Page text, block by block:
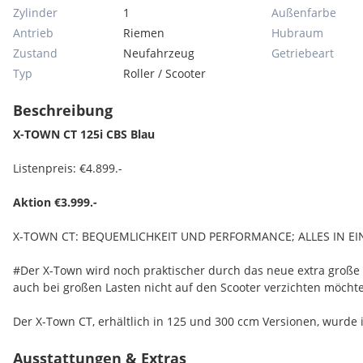
Zylinder
1
Antrieb
Riemen
Zustand
Neufahrzeug
Typ
Roller / Scooter
Außenfarbe
Hubraum
Getriebeart
Beschreibung
X-TOWN CT 125i CBS Blau
Listenpreis: €4.899.-
Aktion €3.999.-
X-TOWN CT: BEQUEMLICHKEIT UND PERFORMANCE; ALLES IN
#Der X-Town wird noch praktischer durch das neue extra
auch bei großen Lasten nicht auf den Scooter verzichten
Der X-Town CT, erhältlich in 125 und 300 ccm Versionen,
LED-Beleuchtungssystem aus. Doch die eigentliche Neuheit der
Ausstattungen & Extras